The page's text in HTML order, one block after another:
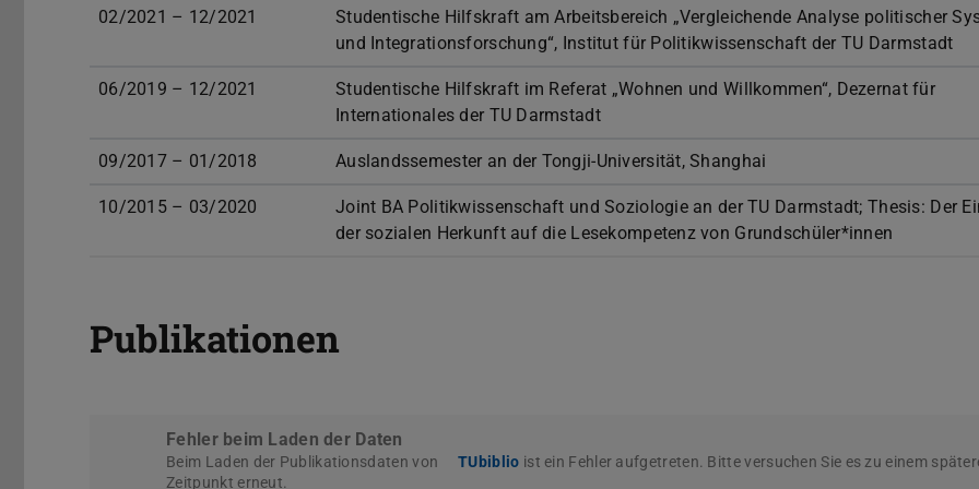
02/2021 – 12/2021
Studentische Hilfskraft am Arbeitsbereich „Vergleichende Analyse politischer
und Integrationsforschung“, Institut für Politikwissenschaft der TU Darmstadt
06/2019 – 12/2021
Studentische Hilfskraft im Referat „Wohnen und Willkommen“, Dezernat für
Internationales der TU Darmstadt
09/2017 – 01/2018 Auslandssemester an der Tongji-Universität, Shanghai
10/2015 – 03/2020
Joint BA Politikwissenschaft und Soziologie an der TU Darmstadt; Thesis: Der
der sozialen Herkunft auf die Lesekompetenz von Grundschüler*innen
Publikationen
Fehler beim Laden der Daten
Beim Laden der Publikationsdaten von TUbiblio ist ein Fehler aufgetreten. Bitte versuchen Sie es zu einem
Zeitpunkt erneut.